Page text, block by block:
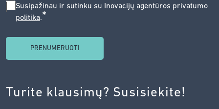
SUSIPAŽINAU
SUTINKU
AGENTŪROS
PRIVATUMO
Susipažinau ir sutinku su Inovacijų agentūros privatumo
politika.*
Turite klausimų? Susisiekite!